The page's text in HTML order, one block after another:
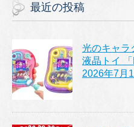
最近の投稿
光のキャラ
液晶トイ 「
2026年7月